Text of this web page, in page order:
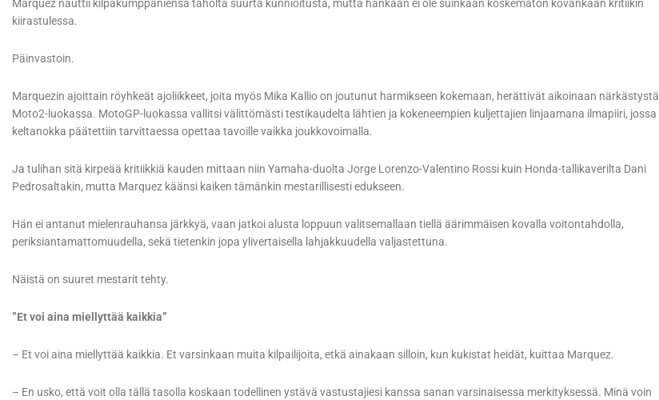
Marquez nauttii kilpakumppaniensa taholta suurta kunnioitusta, mutta hänkään ei ole suinkaan koskematon kovankaan kritiikin
kiirastulessa.
Päinvastoin.
Marquezin ajoittain röyhkeät ajoliikkeet, joita myös Mika Kallio on joutunut harmikseen kokemaan, herättivät aikoinaan närkästystä
Moto2-luokassa. MotoGP-luokassa vallitsi välittömästi testikaudelta lähtien ja kokeneempien kuljettajien linjaamana ilmapiiri, jossa
keltanokka päätettiin tarvittaessa opettaa tavoille vaikka joukkovoimalla.
Ja tulihan sitä kirpeää kritiikkiä kauden mittaan niin Yamaha-duolta Jorge Lorenzo-Valentino Rossi kuin Honda-tallikaverilta Dani
Pedrosaltakin, mutta Marquez käänsi kaiken tämänkin mestarillisesti edukseen.
Hän ei antanut mielenrauhansa järkkyä, vaan jatkoi alusta loppuun valitsemallaan tiellä äärimmäisen kovalla voitontahdolla,
periksiantamattomuudella, sekä tietenkin jopa ylivertaisella lahjakkuudella valjastettuna.
Näistä on suuret mestarit tehty.
”Et voi aina miellyttää kaikkia”
– Et voi aina miellyttää kaikkia. Et varsinkaan muita kilpailijoita, etkä ainakaan silloin, kun kukistat heidät, kuittaa Marquez.
– En usko, että voit olla tällä tasolla koskaan todellinen ystävä vastustajiesi kanssa sanan varsinaisessa merkityksessä. Minä voin